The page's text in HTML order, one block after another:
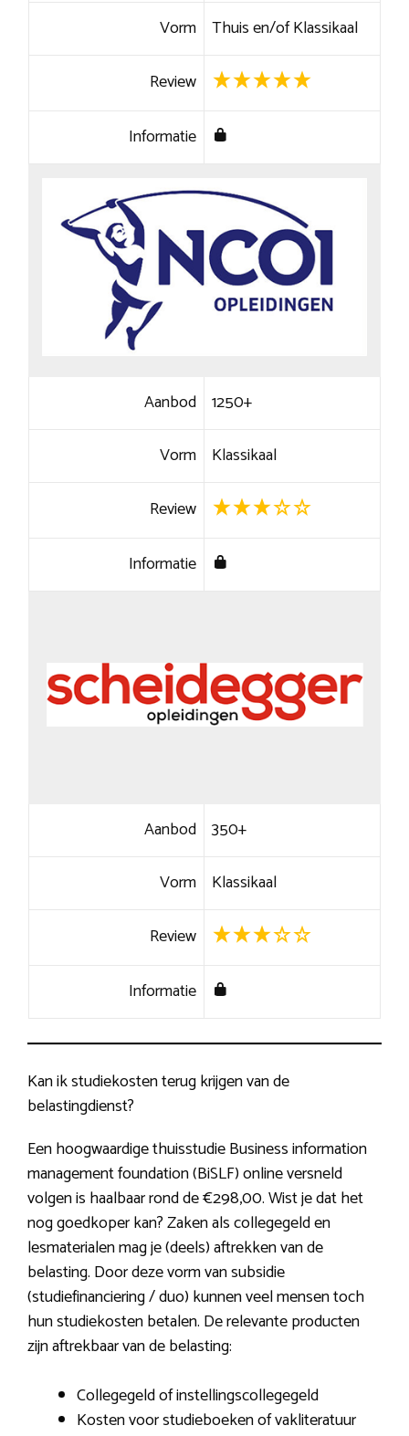
Vorm Thuis en/of Klassikaal
Review
Informatie
Aanbod 1250+
Vorm Klassikaal
Review
Informatie
Aanbod 350+
Vorm Klassikaal
Review
Informatie
Kan ik studiekosten terug krijgen van de
belastingdienst?
Een hoogwaardige thuisstudie Business information
management foundation (BiSLF) online versneld
volgen is haalbaar rond de €298,00. Wist je dat het
nog goedkoper kan? Zaken als collegegeld en
lesmaterialen mag je (deels) aftrekken van de
belasting. Door deze vorm van subsidie
(studiefinanciering / duo) kunnen veel mensen toch
hun studiekosten betalen. De relevante producten
zijn aftrekbaar van de belasting:
Collegegeld of instellingscollegegeld
Kosten voor studieboeken of vakliteratuur